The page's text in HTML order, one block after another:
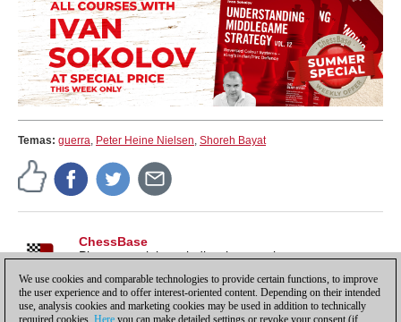
Temas: guerra, Peter Heine Nielsen, Shoreh Bayat
ChessBase
Pistas, tutoriales e indicaciones sobre nuestros
We use cookies and comparable technologies to provide certain functions, to improve
the user experience and to offer interest-oriented content. Depending on their intended
use, analysis cookies and marketing cookies may be used in addition to technically
required cookies. Here you can make detailed settings or revoke your consent (if